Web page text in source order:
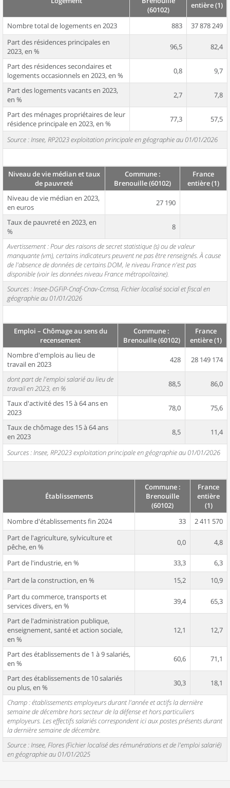
(60102)
entière (1)
Nombre total de logements en 2023 883
37 878 249
Part des résidences principales en
2023, en %
96,5 82,4
Part des résidences secondaires et
logements occasionnels en 2023, en %
0,8 9,7
Part des logements vacants en 2023,
en %
2,7 7,8
Part des ménages propriétaires de leur
résidence principale en 2023, en %
77,3 57,5
Source : Insee, RP2023 exploitation principale en géographie au 01/01/2026
Niveau de vie médian et taux
de pauvreté
Commune :
Brenouille (60102)
France
entière (1)
Niveau de vie médian en 2023,
en euros
27 190
Taux de pauvreté en 2023, en
%
8
Avertissement : Pour des raisons de secret statistique (s) ou de valeur
manquante (vm), certains indicateurs peuvent ne pas être renseignés. À cause
de l'absence de données de certains DOM, le niveau France n'est pas
disponible (voir les données niveau France métropolitaine).
Sources : Insee-DGFiP-Cnaf-Cnav-Ccmsa, Fichier localisé social et fiscal en
géographie au 01/01/2026
Emploi – Chômage au sens du
recensement
Commune :
Brenouille (60102)
France
entière (1)
Nombre d'emplois au lieu de
travail en 2023
428 28 149 174
dont part de l'emploi salarié au lieu de
travail en 2023, en %
88,5 86,0
Taux d'activité des 15 à 64 ans en
2023
78,0 75,6
Taux de chômage des 15 à 64 ans
en 2023
8,5 11,4
Sources : Insee, RP2023 exploitation principale en géographie au 01/01/2026
Établissements
Commune :
Brenouille
(60102)
France
entière
(1)
Nombre d'établissements fin 2024
33
2 411 570
Part de l'agriculture, sylviculture et
pêche, en %
0,0 4,8
Part de l'industrie, en % 33,3
6,3
Part de la construction, en %
15,2
10,9
Part du commerce, transports et
services divers, en %
39,4 65,3
Part de l'administration publique,
enseignement, santé et action sociale,
en %
12,1 12,7
Part des établissements de 1 à 9 salariés,
en %
60,6 71,1
Part des établissements de 10 salariés
ou plus, en %
30,3 18,1
Champ : établissements employeurs durant l'année et actifs la dernière
semaine de décembre hors secteur de la défense et hors particuliers
employeurs. Les effectifs salariés correspondent ici aux postes présents durant
la dernière semaine de décembre.
Source : Insee, Flores (Fichier localisé des rémunérations et de l'emploi salarié)
en géographie au 01/01/2025